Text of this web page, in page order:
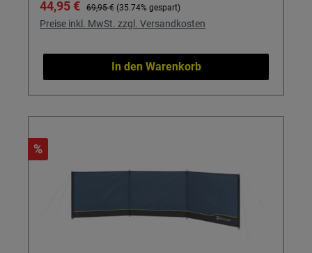
Verkaufspreis:
44,95 € Regulärer Preis:
69,95 € (35.74% gespart)
Preise inkl. MwSt. zzgl. Versandkosten
In den Warenkorb
%